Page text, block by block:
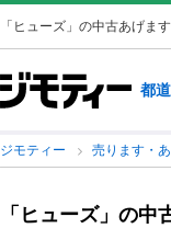
「ヒューズ」の中古あげま
都
ジモティー 売ります・
「ヒューズ」の